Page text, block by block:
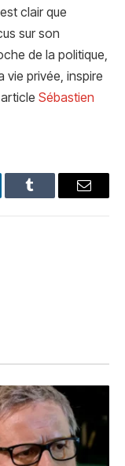
clair que
sur son
de la politique,
vie privée, inspire
Sébastien
Tumblr Email